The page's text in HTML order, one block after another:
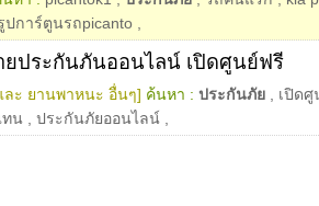
ปการ์ตูนรถpicanto
ยประกันภันออนไลน์ เปิดศูนย์ฟรี
ละ ยานพาหนะ อื่นๆ] ค้นหา : ประกันภัย
เปิด
ทน
ประกันภัยออนไลน์